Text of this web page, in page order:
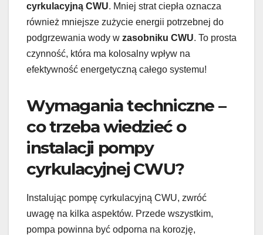
cyrkulacyjną CWU. Mniej strat ciepła oznacza
również mniejsze zużycie energii potrzebnej do
podgrzewania wody w zasobniku CWU. To prosta
czynność, która ma kolosalny wpływ na
efektywność energetyczną całego systemu!
Wymagania techniczne –
co trzeba wiedzieć o
instalacji pompy
cyrkulacyjnej CWU?
Instalując pompę cyrkulacyjną CWU, zwróć
uwagę na kilka aspektów. Przede wszystkim,
pompa powinna być odporna na korozję,